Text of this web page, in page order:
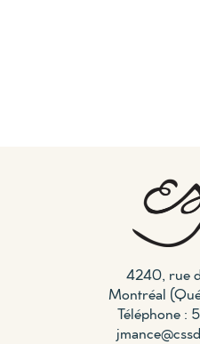
4240, rue
Montréal
Téléphone :